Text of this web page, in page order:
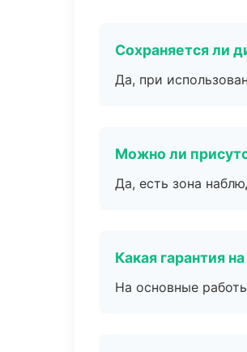
Сохраняется ли
Да, при
Можно ли
Да, есть зона
Какая гарантия
На основные